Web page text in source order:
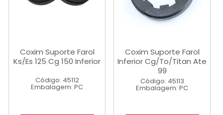
Coxim Suporte Farol
Ks/Es 125 Cg 150 Inferior
Código: 45112
Embalagem: PC
Coxim Suporte Farol
Inferior Cg/To/Titan Ate
99
Código: 45113
Embalagem: PC